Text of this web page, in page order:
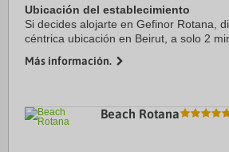
Ubicación del establecimiento
Si decides alojarte en Gefinor Rotana,
céntrica ubicación en Beirut, a solo 2
deportivo Zaitunay Bay. Además, este
Más información.
Beach Rotana